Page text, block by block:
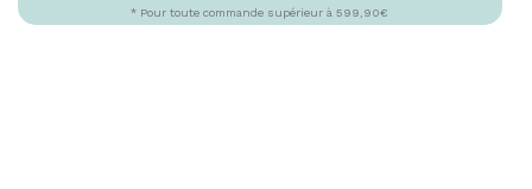
* Pour toute commande supérieur à 599,90€